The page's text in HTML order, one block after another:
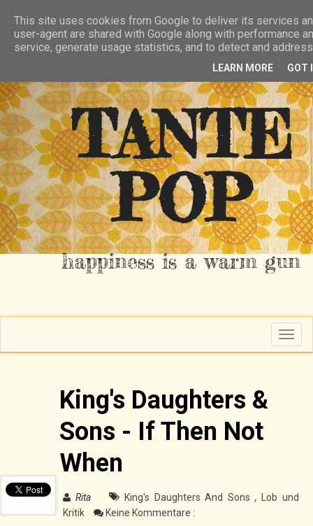
RSS FEED
TANTE
POP
happiness is a warm gun
T
o
g
King's Daughters &
Sons - If Then Not
When
Rita King's Daughters And Sons ,
Lob und
Kritik
Keine Kommentare :
This site uses cookies from Google to deliver its services
user-agent are shared with Google along with performance
service, generate usage statistics, and to detect and
LEARN MORE GOT